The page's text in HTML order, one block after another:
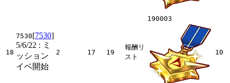
18
7530[7530]
5/6/22 : ミ
ッション
イベ開始
2 17 19
報酬リ
スト
190003
10